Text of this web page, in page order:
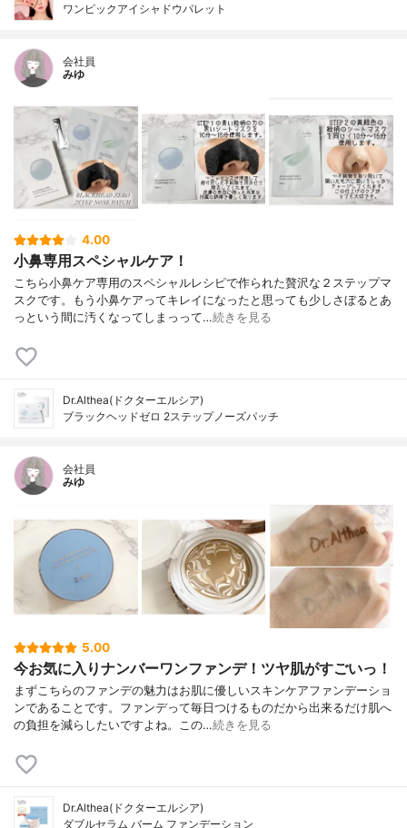
ワンピックアイシャドウパレット
会社員
みゆ
4.00
小鼻専用スペシャルケア！
こちら小鼻ケア専用のスペシャルレシピで作られた贅沢な２ステップマ
スクです。もう小鼻ケアってキレイになったと思っても少しさぼるとあ
っという間に汚くなってしまっって…続きを見る
Dr.Althea(ドクターエルシア)
ブラックヘッドゼロ 2ステップノーズパッチ
会社員
みゆ
5.00
今お気に入りナンバーワンファンデ！ツヤ肌がすごいっ！
まずこちらのファンデの魅力はお肌に優しいスキンケアファンデーショ
ンであることです。ファンデって毎日つけるものだから出来るだけ肌へ
の負担を減らしたいですよね。この…続きを見る
Dr.Althea(ドクターエルシア)
ダブルセラム バーム ファンデーション